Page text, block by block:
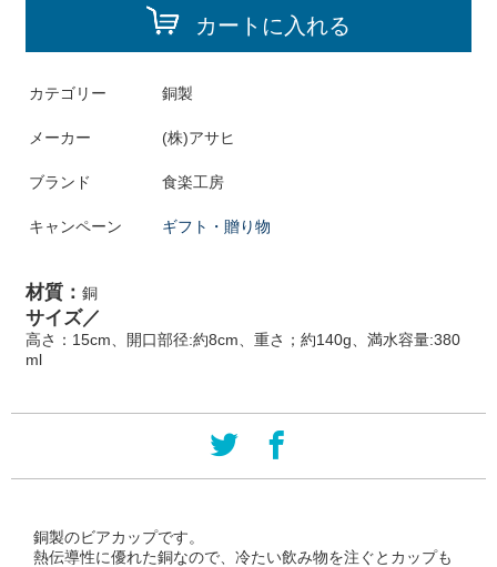
カートに入れる
カテゴリー 銅製
メーカー (株)アサヒ
ブランド 食楽工房
キャンペーン ギフト・贈り物
材質： 銅
サイズ／
高さ：15cm、開口部径:約8cm、重さ；約140g、満水容量:380
ml
銅製のビアカップです。
熱伝導性に優れた銅なので、冷たい飲み物を注ぐとカップも